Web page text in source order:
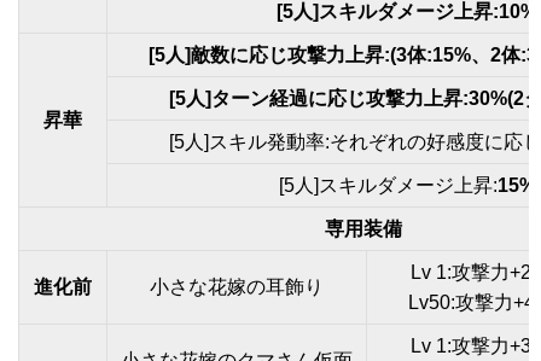
[5人]スキルダメージ上昇:10%
昇華
[5人]敵数に応じ攻撃力上昇:(3体:15%、2体
[5人]ターン経過に応じ攻撃力上昇:30%(2
[5人]スキル発動率:それぞれの好感度に応
[5人]スキルダメージ上昇:15%
専用装備
進化前 小さな花嫁の耳飾り
Lv 1:攻撃力
Lv50:攻撃力
Lv 1:攻撃力